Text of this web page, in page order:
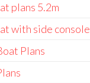
plans 5.2m
with side console
Plans